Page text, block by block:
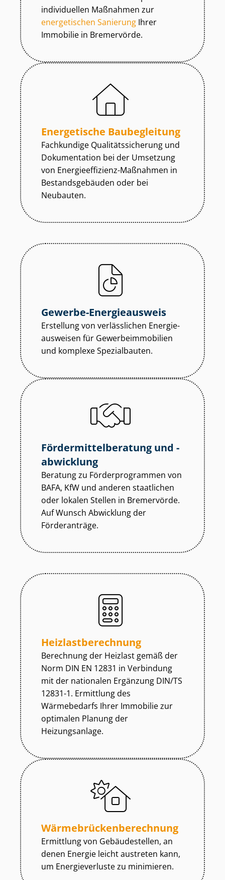
individuellen Maßnahmen zur
energetischen Sanierung Ihrer
Immobilie in Bremervörde.
Energetische Baubegleitung
Fachkundige Qua­li­täts­si­che­rung und
Dokumentation bei der Umsetzung
von En­er­gie­ef­fi­zi­enz-Maßnahmen in
Be­stands­ge­bäu­den oder bei
Neubauten.
Gewerbe-Energieausweis
Erstellung von verlässlichen En­er­gie­
aus­wei­sen für Ge­wer­be­im­mo­bi­li­en
und komplexe Spezialbauten.
För­der­mit­tel­be­ra­tung und -
abwicklung
Beratung zu För­der­pro­gram­men von
BAFA, KfW und anderen staatlichen
oder lokalen Stellen in Bremervörde.
Auf Wunsch Abwicklung der
Förderanträge.
Heiz­last­be­rech­nung
Berechnung der Heizlast gemäß der
Norm DIN EN 12831 in Verbindung
mit der nationalen Ergänzung DIN/TS
12831-1. Ermittlung des
Wärmebedarfs Ihrer Immobilie zur
optimalen Planung der
Heizungsanlage.
Wär­me­brü­cken­be­rech­nung
Ermittlung von Gebäudestellen, an
denen Energie leicht austreten kann,
um Energieverluste zu minimieren.